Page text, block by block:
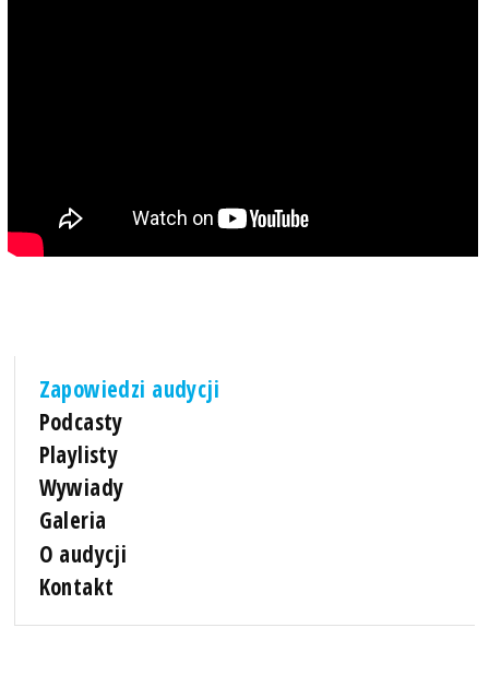
Zapowiedzi audycji
Podcasty
Playlisty
Wywiady
Galeria
O audycji
Kontakt